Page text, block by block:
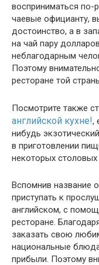
восприниматься по-
чаевые официанту,
достоинство, а в
на чай пару
неблагодарным
Поэтому
ресторане той
Посмотрите также
английской кухне!,
нибудь
в приготовлении
некоторых
Вспомнив название
приступать к
английском, с
ресторане.
заказать свою
национальные
прибыли. Поэтому